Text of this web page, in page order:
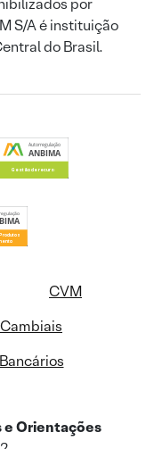
por
S/A é instituição
do Brasil.
CVM
e Orientações